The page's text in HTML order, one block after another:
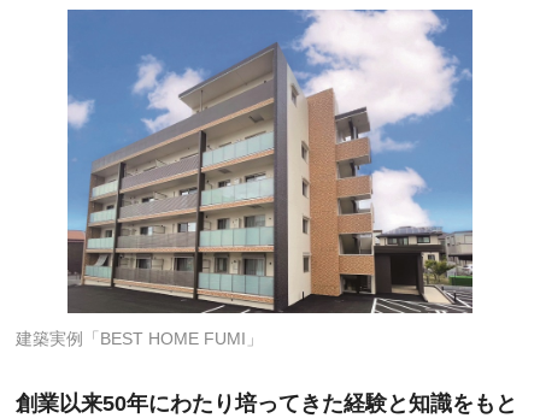
建築実例「BEST HOME FUMI」
創業以来50年にわたり培ってきた経験と知識をもと